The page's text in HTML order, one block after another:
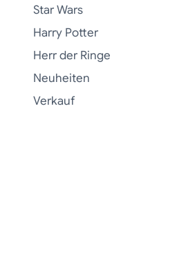
Star Wars
Harry Potter
Herr der Ringe
Neuheiten
Verkauf